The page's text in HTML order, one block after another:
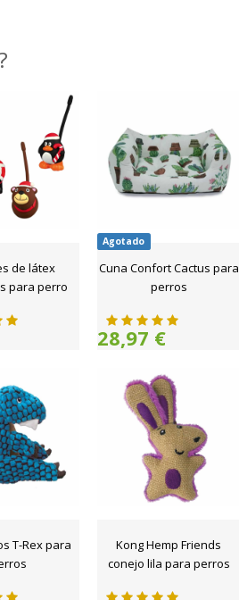
de látex
para perro
Agotado
Cuna Confort Cactus para
perros
28,97 €
T-Rex para
Kong Hemp Friends
conejo lila para perros